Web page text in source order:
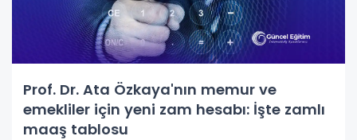
Prof. Dr. Ata Özkaya'nın memur ve
emekliler için yeni zam hesabı: İşte zamlı
maaş tablosu